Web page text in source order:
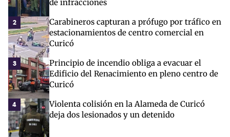
de infracciones
2
Carabineros capturan a prófugo por tráfico en
estacionamientos de centro comercial en
Curicó
3
Principio de incendio obliga a evacuar el
Edificio del Renacimiento en pleno centro de
Curicó
4
Violenta colisión en la Alameda de Curicó
deja dos lesionados y un detenido